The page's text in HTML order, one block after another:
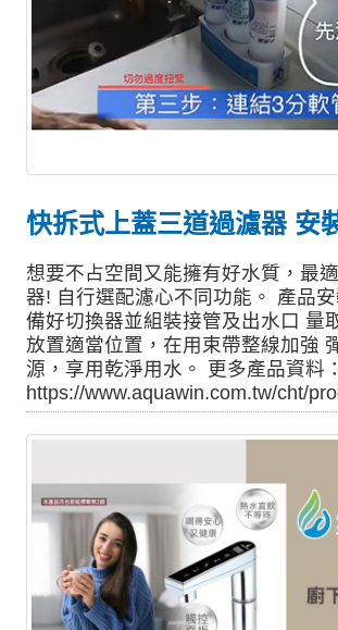
快拆式上蓋三道過濾器 安
想要不占空間又能擁有好水質，最
器! 自行選配濾心不同功能。 產品
備好切換器並組裝接管及出水口 量
放置適當位置，在用束帶整線加強
源，享用乾淨用水。 更多產品資料：
https://www.aquawin.com.tw/cht/